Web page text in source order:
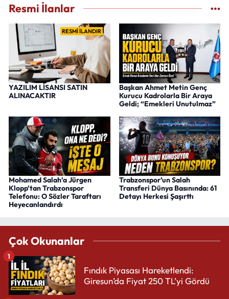
Resmi İlanlar
RESMİ İLANDIR
YAZILIM LİSANSI SATIN
ALINACAKTIR
Başkan Ahmet Metin Genç
Kurucu Kadrolarla Bir Araya
Geldi; “Emekleri Unutulmaz”
Mohamed Salah’a Jürgen
Klopp’tan Trabzonspor
Telefonu: O Sözler Taraftarı
Heyecanlandırdı
Trabzonspor’un Salah
Transferi Dünya Basınında: 61
Detayı Herkesi Şaşırttı
Çok Okunanlar
Fındık Piyasası Hareketlendi:
Giresun’da Fiyat 250 TL’yi Gördü
1